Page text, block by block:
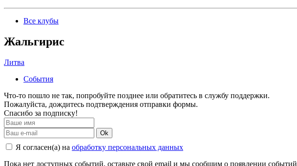
Все клубы
Жальгирис
Литва
События
Что-то пошло не так, попробуйте позднее или обратитесь в службу поддержки.
Пожалуйста, дождитесь подтверждения отправки формы.
Спасибо за подписку!
Ok
Я согласен(а) на обработку персональных данных
Пока нет доступных событий, оставьте свой email и мы сообщим о появлении событий